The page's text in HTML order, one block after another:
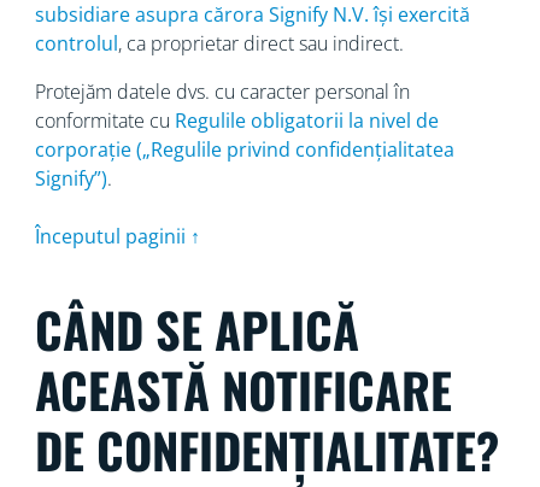
subsidiare asupra cărora Signify N.V. își exercită
controlul, ca proprietar direct sau indirect.
Protejăm datele dvs. cu caracter personal în
conformitate cu Regulile obligatorii la nivel de
corporație („Regulile privind confidențialitatea
Signify”).
Începutul paginii ↑
CÂND SE APLICĂ
ACEASTĂ NOTIFICARE
DE CONFIDENȚIALITATE?